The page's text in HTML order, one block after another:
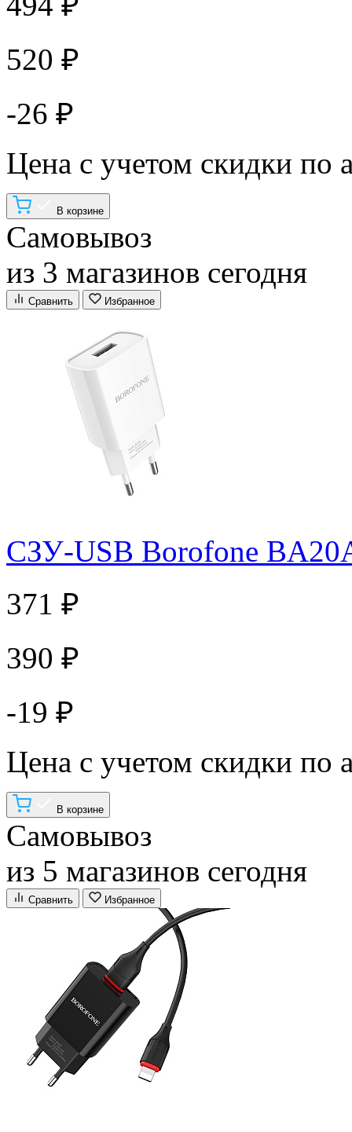
520 ₽
-26 ₽
Цена с учетом скидки по
В корзине
Самовывоз
из 3 магазинов сегодня
Сравнить Избранное
СЗУ-USB Borofone
371 ₽
390 ₽
-19 ₽
Цена с учетом скидки по
В корзине
Самовывоз
из 5 магазинов сегодня
Сравнить Избранное